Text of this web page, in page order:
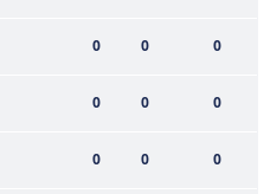
ilişkin detaylı bilgi
Kanunu uyarınca
0 0 0
0 0 0
0 0 0